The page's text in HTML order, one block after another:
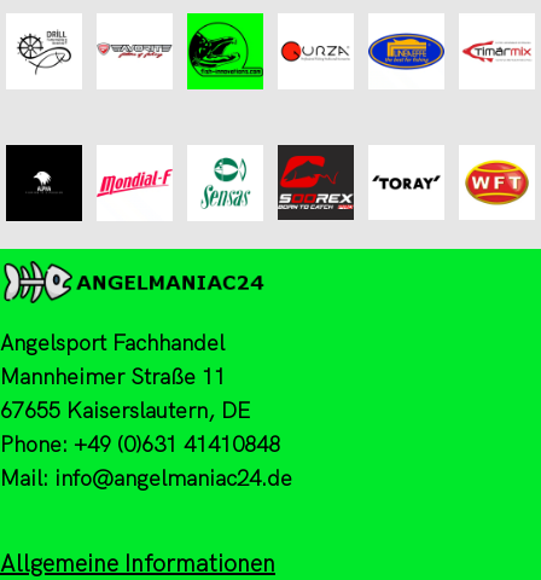
Angelsport Fachhandel
Mannheimer Straße 11
67655 Kaiserslautern, DE
Phone: +49 (0)631 41410848
Mail: info@angelmaniac24.de
Allgemeine Informationen